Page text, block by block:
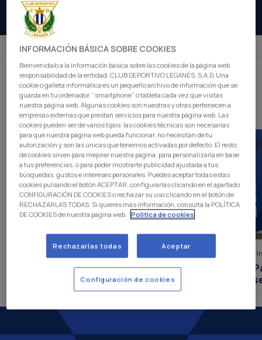
TICKETS
ONLINE SHOP
FOR BUSINESS
BECOME A MEMBER
NEWS SEE ALL
Win against Al-Rayyan (2-1)
INFORMACIÓN BÁSICA SOBRE COOKIES
Bienvenida/o a la información básica sobre las cookies de la página web
responsabilidad de la entidad: CLUB DEPORTIVO LEGANÉS, S.A.D. Una
cookie o galleta informática es un pequeño archivo de información que se
guarda en tu ordenador, “smartphone” o tableta cada vez que visitas
nuestra página web. Algunas cookies son nuestras y otras pertenecen a
empresas externas que prestan servicios para nuestra página web. Las
cookies pueden ser de varios tipos: las cookies técnicas son necesarias
para que nuestra página web pueda funcionar, no necesitan de tu
autorización y son las únicas que tenemos activadas por defecto. El resto
de cookies sirven para mejorar nuestra página, para personalizarla en base
a tus preferencias, o para poder mostrarte publicidad ajustada a tus
búsquedas, gustos e intereses personales. Puedes aceptar todas estas
cookies pulsando el botón ACEPTAR, configurarlas clicando en el apartado
CONFIGURACIÓN DE COOKIES o rechazar su uso clicando en el botón de
RECHAZARLAS TODAS. Si quieres más información, consulta la POLÍTICA
DE COOKIES de nuestra página web. Politica de cookies
Rechazarlas todas Aceptar
Configuración de cookies